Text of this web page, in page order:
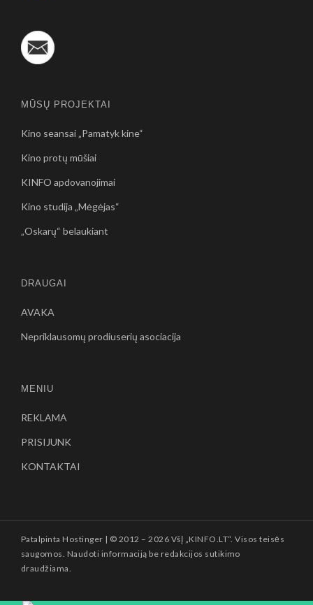
MŪSŲ PROJEKTAI
Kino seansai „Pamatyk kine“
Kino protų mūšiai
KINFO apdovanojimai
Kino studija „Mėgėjas“
„Oskarų“ belaukiant
DRAUGAI
AVAKA
Nepriklausomų prodiuserių asociacija
MENIU
REKLAMA
PRISIJUNK
KONTAKTAI
Patalpinta Hostinger | © 2012 –2026 VšĮ „KINFO.LT“. Visos teisės
saugomos. Naudoti informaciją be redakcijos sutikimo
draudžiama.